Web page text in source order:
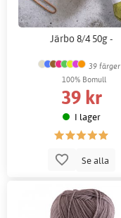
Järbo 8/4 50g -
39 färger
100% Bomull
39 kr
I lager
Se alla